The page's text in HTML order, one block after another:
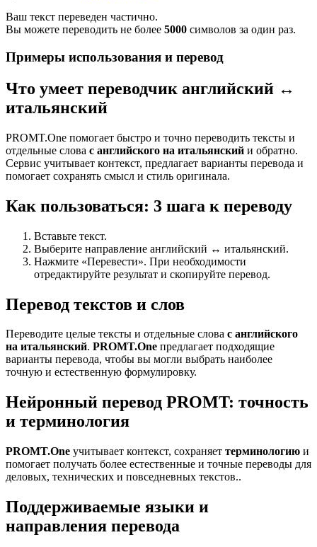
Ваш текст переведен частично.
Вы можете переводить не более 5000 символов за один раз.
Примеры использования и перевод
Что умеет переводчик английский ↔
итальянский
PROMT.One помогает быстро и точно переводить тексты и
отдельные слова с английского на итальянский и обратно.
Сервис учитывает контекст, предлагает варианты перевода и
помогает сохранять смысл и стиль оригинала.
Как пользоваться: 3 шага к переводу
Вставьте текст.
Выберите направление английский ↔ итальянский.
Нажмите «Перевести». При необходимости
отредактируйте результат и скопируйте перевод.
Перевод текстов и слов
Переводите целые тексты и отдельные слова с английского
на итальянский. PROMT.One предлагает подходящие
варианты перевода, чтобы вы могли выбрать наиболее
точную и естественную формулировку.
Нейронный перевод PROMT: точность
и терминология
PROMT.One учитывает контекст, сохраняет терминологию и
помогает получать более естественные и точные переводы для
деловых, технических и повседневных текстов..
Поддерживаемые языки и
направления перевода